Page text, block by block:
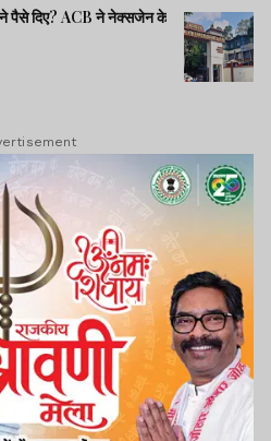
पैसे दिए? ACB ने नेक्सजेन के